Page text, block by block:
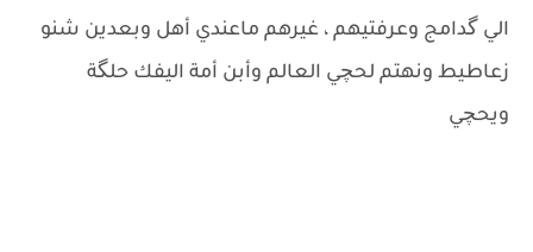
الي گدامج وعرفتيهم ، غيرهم ماعندي أهل وبعدين شنو
زعاطيط ونهتم لحچي العالم وأبن أمة اليفك حلگة
ويحچي